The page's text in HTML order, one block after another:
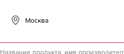
Москва